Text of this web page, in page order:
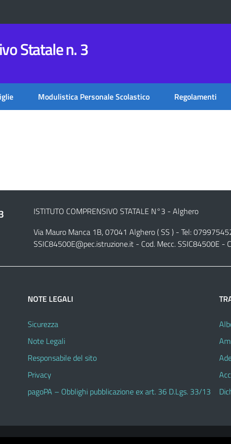
Statale n. 3
Modulistica Personale Scolastico Regolamenti
ISTITUTO COMPRENSIVO STATALE N°3 - Alghero
Via Mauro Manca 1B, 07041 Alghero ( SS ) - Tel:
SSIC84500E@pec.istruzione.it- Cod. Mecc. SSIC84500E -
NOTE LEGALI
Sicurezza
Note Legali
Responsabile del sito
Privacy
pagoPA – Obblighi pubblicazione ex art. 36 D.Lgs. 33/13